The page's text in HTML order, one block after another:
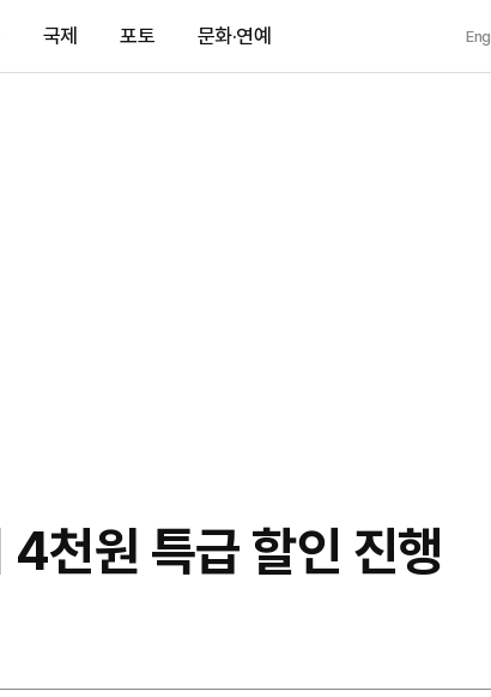
국제 포토 문화·연예
천원 특급 할인 진행